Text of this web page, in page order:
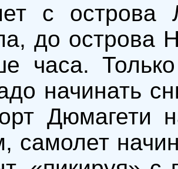
с острова
до острова
часа.
начинать
Дюмагети
самолет